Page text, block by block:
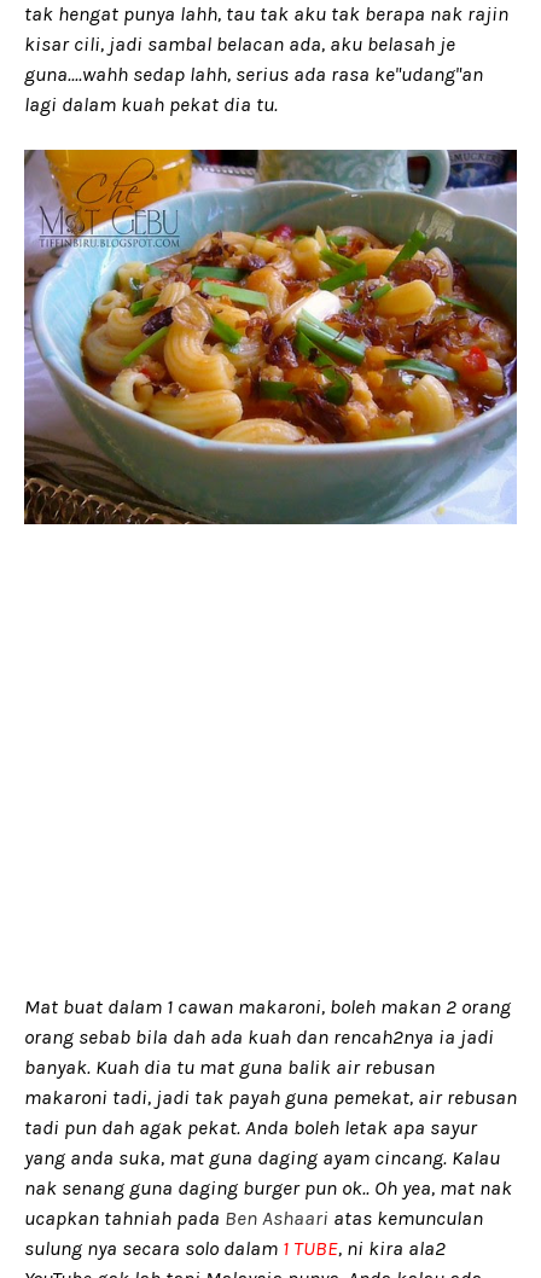
tak hengat punya lahh, tau tak aku tak berapa nak rajin
kisar cili, jadi sambal belacan ada, aku belasah je
guna....wahh sedap lahh, serius ada rasa ke"udang"an
lagi dalam kuah pekat dia tu.
Mat buat dalam 1 cawan makaroni, boleh makan 2 orang
orang sebab bila dah ada kuah dan rencah2nya ia jadi
banyak. Kuah dia tu mat guna balik air rebusan
makaroni tadi, jadi tak payah guna pemekat, air rebusan
tadi pun dah agak pekat. Anda boleh letak apa sayur
yang anda suka, mat guna daging ayam cincang. Kalau
nak senang guna daging burger pun ok.. Oh yea, mat nak
ucapkan tahniah pada Ben Ashaari atas kemunculan
sulung nya secara solo dalam 1 TUBE, ni kira ala2